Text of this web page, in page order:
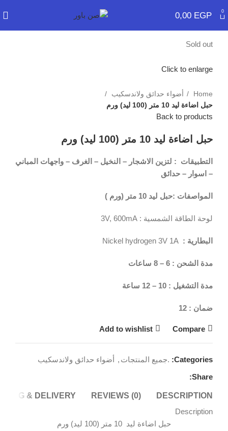
0
0,00 EGP
Sold out
Click to enlarge
Home
أضواء حدائق ولاندسكيب
حبل اضاءة ليد 10 متر (100 ليد) ورم
Back to products
حبل اضاءة ليد 10 متر (100 ليد) ورم
التطبيقات : لتزين الاشجار – النخيل – الغرف – واجهات المباني
– اسوار – حدائق
المواصفات :حبل ليد 10 متر (ورم )
لوحة الطاقة الشمسية : 3V, 600mA
البطارية :
مدة الشحن : 6 – 8 ساعات
مدة التشغيل : 10 – 12 ساعة
ضمان : 12
Compare
Add to wishlist
Categories: .جميع المنتجات , أضواء حدائق ولاندسكيب
Share:
DESCRIPTION
REVIEWS (0)
& DELIVERY
Description
حبل اضاءة ليد 10 متر (100 ليد) ورم